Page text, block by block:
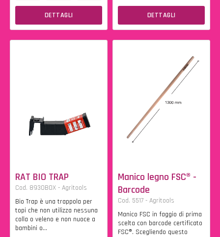
DETTAGLI DETTAGLI
RAT BIO TRAP
Cod. 8930BOX - Agritools
Bio Trap è una trappola per
topi che non utilizza nessuna
colla o veleno e non nuoce a
bambini o...
Manico legno FSC® -
Barcode
Cod. 5517 - Agritools
Manico FSC in faggio di prima
scelta con barcode certificato
FSC®. Scegliendo questo